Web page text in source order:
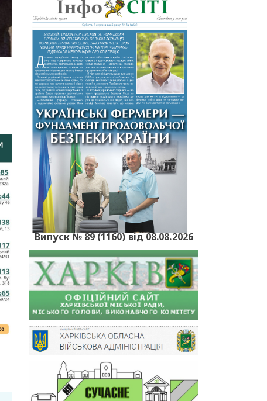
Випуск № 89 (1160) від 08.08.2026